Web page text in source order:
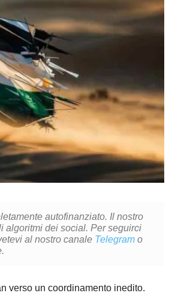
autofinanziato. Il nostro
algoritmi dei social. Per seguirci
al nostro canale Telegram o
verso un coordinamento inedito.